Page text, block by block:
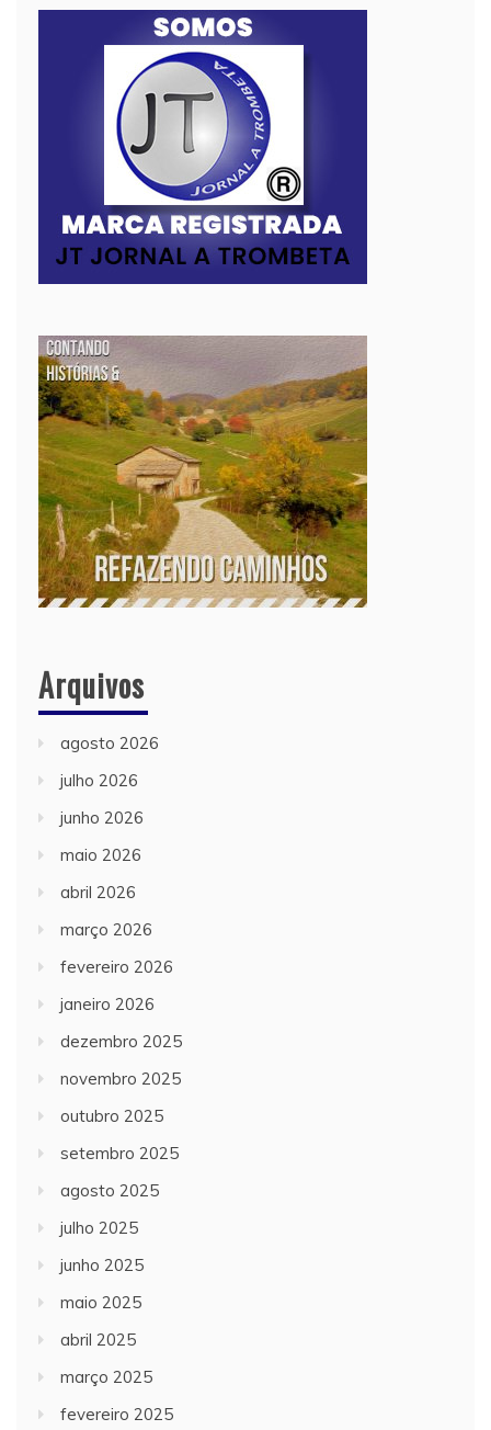
Arquivos
agosto 2026
julho 2026
junho 2026
maio 2026
abril 2026
março 2026
fevereiro 2026
janeiro 2026
dezembro 2025
novembro 2025
outubro 2025
setembro 2025
agosto 2025
julho 2025
junho 2025
maio 2025
abril 2025
março 2025
fevereiro 2025